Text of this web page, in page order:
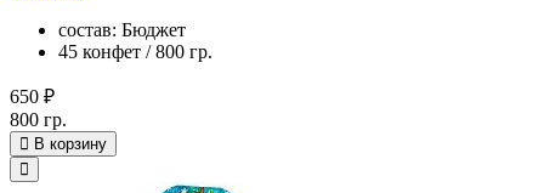
состав: Бюджет
45 конфет / 800 гр.
650 ₽
800 гр.
В корзину